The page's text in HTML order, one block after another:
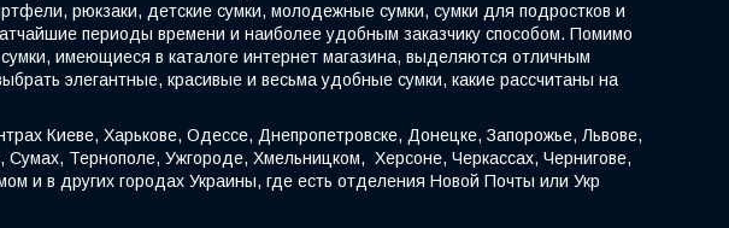
рюкзаки, детские сумки, молодежные сумки, сумки для подростков и
периоды времени и наиболее удобным заказчику способом. Помимо
имеющиеся в каталоге интернет магазина, выделяются отличным
элегантные, красивые и весьма удобные сумки, какие рассчитаны на
Киеве, Харькове, Одессе, Днепропетровске, Донецке, Запорожье, Львове,
Тернополе, Ужгороде, Хмельницком, Херсоне, Черкассах, Чернигове,
и в других городах Украины, где есть отделения Новой Почты или Укр